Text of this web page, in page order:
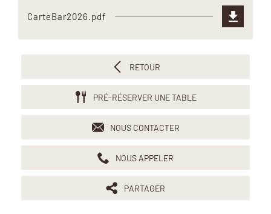
CarteBar2026.pdf
RETOUR
PRÉ-RÉSERVER UNE TABLE
NOUS CONTACTER
NOUS APPELER
PARTAGER